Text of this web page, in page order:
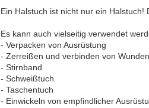
Ein Halstuch ist nicht nur ein Halstuch!
Es kann auch vielseitig verwendet
- Verpacken von Ausrüstung
- Zerreißen und verbinden von Wunden
- Stirnband
- Schweißtuch
- Taschentuch
- Einwickeln von empfindlicher